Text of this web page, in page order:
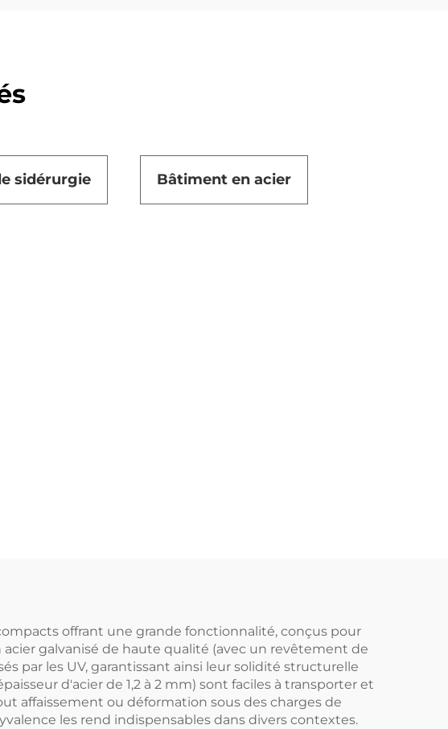
sidérurgie Bâtiment en acier
offrant une grande fonctionnalité, conçus pour
galvanisé de haute qualité (avec un revêtement de
par les UV, garantissant ainsi leur solidité structurelle
d'acier de 1,2 à 2 mm) sont faciles à transporter et
affaissement ou déformation sous des charges de
les rend indispensables dans divers contextes.